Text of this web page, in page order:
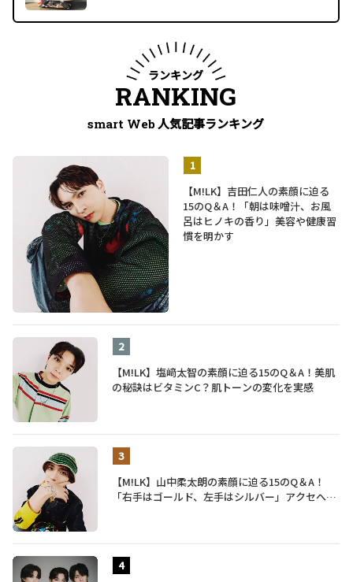
ランキング
RANKING
smart Web人気記事ランキング
【M!LK】吉田仁人の素顔に迫る
15のQ＆A！「朝は味噌汁、お風
呂はヒノキの香り」美容や健康習
慣を明かす
【M!LK】塩﨑太智の素顔に迫る15のQ＆A！美肌
の秘訣はビタミンC？肌トーンの変化を実感
【M!LK】山中柔太朗の素顔に迫る15のQ＆A！
「右手はゴールド、左手はシルバー」アクセへの